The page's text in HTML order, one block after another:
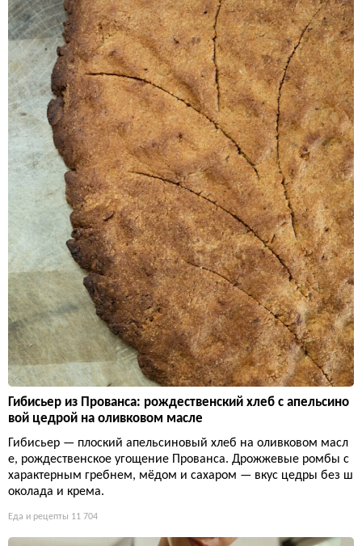
Гибисьер из Прованса: рождественский хлеб с апельсино
вой цедрой на оливковом масле
Гибисьер — плоский апельсиновый хлеб на оливковом масл
е, рождественское угощение Прованса. Дрожжевые ромбы с
характерным гребнем, мёдом и сахаром — вкус цедры без ш
околада и крема.
Еда и рецепты 11 704